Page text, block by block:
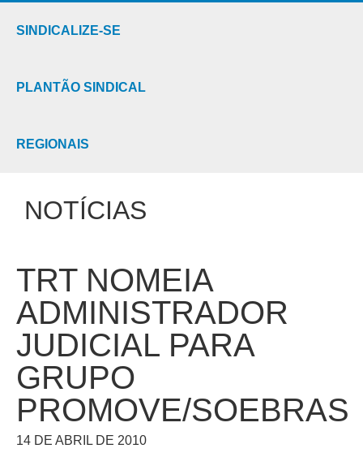
SINDICALIZE-SE
PLANTÃO SINDICAL
REGIONAIS
NOTÍCIAS
TRT NOMEIA
ADMINISTRADOR
JUDICIAL PARA
GRUPO
PROMOVE/SOEBRAS
14 DE ABRIL DE 2010